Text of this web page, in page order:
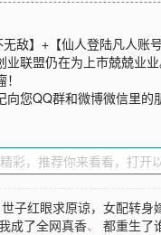
无敌】+【仙人登陆凡人
联盟仍在为上市兢兢业
您QQ群和微博微信里的
世子红眼求原谅，女配转身
成了全网真香、都重生了